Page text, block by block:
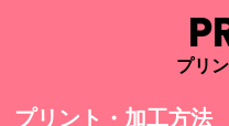
プリ
プリント・加工方法